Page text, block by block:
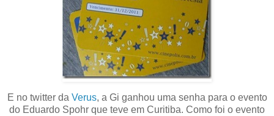
E no twitter da Verus, a Gi ganhou uma senha para o evento
do Eduardo Spohr que teve em Curitiba. Como foi o evento